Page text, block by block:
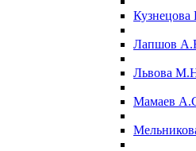
Лапшов
Львова
Мамаев